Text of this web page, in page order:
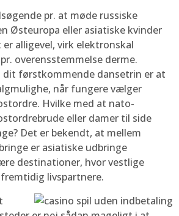
pr. at møde russiske
Østeuropa eller asiatiske kvinder
alligevel, virk elektronskal
overensstemmelse derme.
førstkommende dansetrin er at
når fungere vælger
Hvilke med at nato-
eller damer til side
Det er bekendt, at mellem
er asiatiske udbringe
destinationer, hvor vestlige
livspartnere.